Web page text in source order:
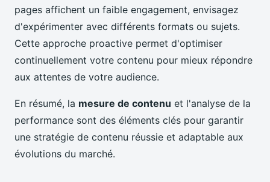
pages affichent un faible engagement, envisagez
d'expérimenter avec différents formats ou sujets.
Cette approche proactive permet d'optimiser
continuellement votre contenu pour mieux répondre
aux attentes de votre audience.
En résumé, la mesure de contenu et l'analyse de la
performance sont des éléments clés pour garantir
une stratégie de contenu réussie et adaptable aux
évolutions du marché.